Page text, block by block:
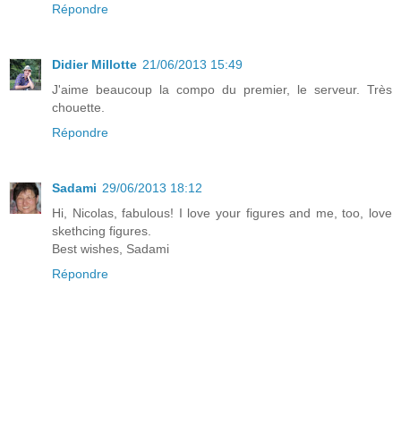
Répondre
Didier Millotte 21/06/2013 15:49
J'aime beaucoup la compo du premier, le serveur. Très
chouette.
Répondre
Sadami 29/06/2013 18:12
Hi, Nicolas, fabulous! I love your figures and me, too, love
skethcing figures.
Best wishes, Sadami
Répondre